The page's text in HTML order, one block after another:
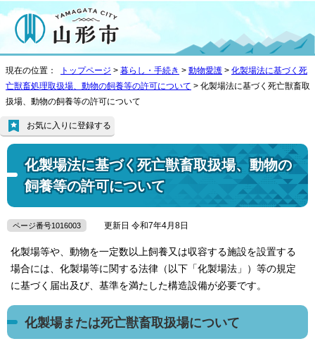
現在の位置： トップページ > 暮らし・手続き > 動物愛護 > 化製場法に基づく死
亡獣畜処理取扱場、動物の飼養等の許可について > 化製場法に基づく死亡獣畜取
扱場、動物の飼養等の許可について
化製場法に基づく死亡獣畜取扱場、動物の
飼養等の許可について
お気に入りに登録する
ページ番号1016003 更新日 令和7年4月8日
化製場等や、動物を一定数以上飼養又は収容する施設を設置する
場合には、化製場等に関する法律（以下「化製場法」）等の規定
に基づく届出及び、基準を満たした構造設備が必要です。
化製場または死亡獣畜取扱場について